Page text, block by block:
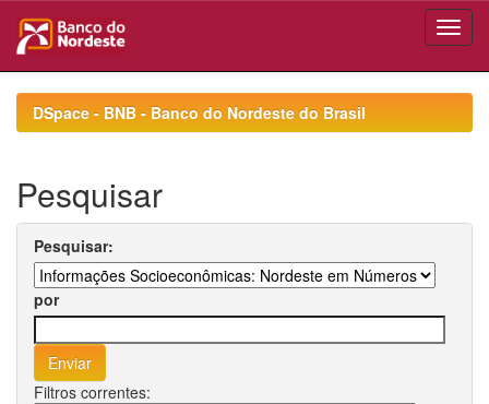
navigationDSpace - BNB - Banco do Nordeste do Brasil
Pesquisar
Pesquisar:
por
Filtros correntes: